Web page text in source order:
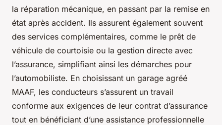
la réparation mécanique, en passant par la remise en
état après accident. Ils assurent également souvent
des services complémentaires, comme le prêt de
véhicule de courtoisie ou la gestion directe avec
l’assurance, simplifiant ainsi les démarches pour
l’automobiliste. En choisissant un garage agréé
MAAF, les conducteurs s’assurent un travail
conforme aux exigences de leur contrat d’assurance
tout en bénéficiant d’une assistance professionnelle